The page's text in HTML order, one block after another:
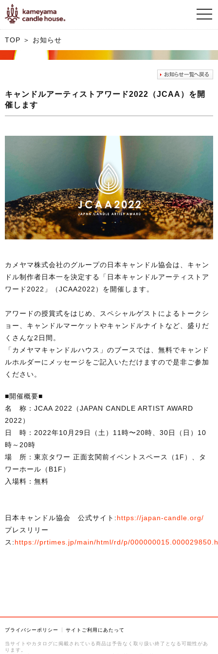
すぐつくキャンドル
カメヤマキャンドルハウス考案の点火しやすい「すぐつくキャンドル」
キャンドルの効能
マイナスイオン発生や1/fのゆらぎなどキャンドルの効能やトラブル解決を紹介
キャンドル・雑貨ＦＡＱ
その他
プレゼントキャンペーン実施中
SP・OEM/キャンドルイベント
をお作りします。
お知らせ・メディア掲載情報
TOP ＞ お知らせ
キャンドルアーティストアワード2022（JCAA）を開
催します
カメヤマ株式会社のグループの日本キャンドル協会は、キャン
ドル制作者日本一を決定する「日本キャンドルアーティストア
ワード2022」（JCAA2022）を開催します。
アワードの授賞式をはじめ、スペシャルゲストによるトークシ
ョー、キャンドルマーケットやキャンドルナイトなど、盛りだ
くさんな2日間。
「カメヤマキャンドルハウス」のブースでは、無料でキャンド
ルホルダーにメッセージをご記入いただけますので是非ご参加
ください。
■開催概要■
名 称：JCAA 2022（JAPAN CANDLE ARTIST AWARD
2022）
日 時：2022年10月29日（土）11時〜20時、30日（日）10
時～20時
場 所：東京タワー 正面玄関前イベントスペース（1F）、タ
ワーホール（B1F）
入場料：無料
日本キャンドル協会 公式サイト:https://japan-candle.org/
プレスリリー
ス:https://prtimes.jp/main/html/rd/p/
プライバシーポリシー サイトご利用にあたって
当サイトやカタログに掲載されている商品は予告なく取り扱い終了となる可能性があ
ります。